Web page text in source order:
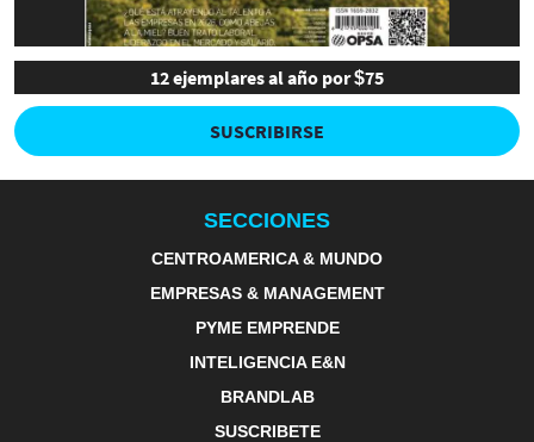
12 ejemplares al año por $75
SUSCRIBIRSE
SECCIONES
CENTROAMERICA & MUNDO
EMPRESAS & MANAGEMENT
PYME EMPRENDE
INTELIGENCIA E&N
BRANDLAB
SUSCRIBETE